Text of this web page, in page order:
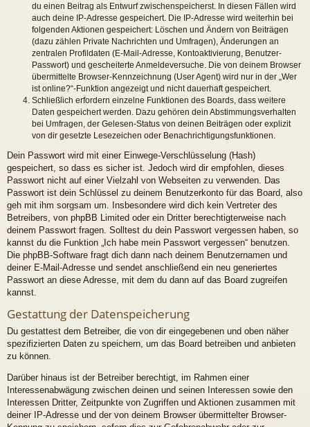
du einen Beitrag als Entwurf zwischenspeicherst. In diesen Fällen wird
auch deine IP-Adresse gespeichert. Die IP-Adresse wird weiterhin bei
folgenden Aktionen gespeichert: Löschen und Ändern von Beiträgen
(dazu zählen Private Nachrichten und Umfragen), Änderungen an
zentralen Profildaten (E-Mail-Adresse, Kontoaktivierung, Benutzer-
Passwort) und gescheiterte Anmeldeversuche. Die von deinem Browser
übermittelte Browser-Kennzeichnung (User Agent) wird nur in der „Wer
ist online?“-Funktion angezeigt und nicht dauerhaft gespeichert.
Schließlich erfordern einzelne Funktionen des Boards, dass weitere
Daten gespeichert werden. Dazu gehören dein Abstimmungsverhalten
bei Umfragen, der Gelesen-Status von deinen Beiträgen oder explizit
von dir gesetzte Lesezeichen oder Benachrichtigungsfunktionen.
Dein Passwort wird mit einer Einwege-Verschlüsselung (Hash)
gespeichert, so dass es sicher ist. Jedoch wird dir empfohlen, dieses
Passwort nicht auf einer Vielzahl von Webseiten zu verwenden. Das
Passwort ist dein Schlüssel zu deinem Benutzerkonto für das Board, also
geh mit ihm sorgsam um. Insbesondere wird dich kein Vertreter des
Betreibers, von phpBB Limited oder ein Dritter berechtigterweise nach
deinem Passwort fragen. Solltest du dein Passwort vergessen haben, so
kannst du die Funktion „Ich habe mein Passwort vergessen“ benutzen.
Die phpBB-Software fragt dich dann nach deinem Benutzernamen und
deiner E-Mail-Adresse und sendet anschließend ein neu generiertes
Passwort an diese Adresse, mit dem du dann auf das Board zugreifen
kannst.
Gestattung der Datenspeicherung
Du gestattest dem Betreiber, die von dir eingegebenen und oben näher
spezifizierten Daten zu speichern, um das Board betreiben und anbieten
zu können.
Darüber hinaus ist der Betreiber berechtigt, im Rahmen einer
Interessenabwägung zwischen deinen und seinen Interessen sowie den
Interessen Dritter, Zeitpunkte von Zugriffen und Aktionen zusammen mit
deiner IP-Adresse und der von deinem Browser übermittelter Browser-